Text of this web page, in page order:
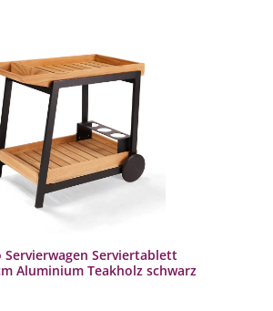
Servierwagen Serviertablett
Aluminium Teakholz schwarz